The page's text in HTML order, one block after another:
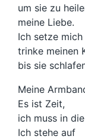
um sie zu
meine Liebe.
Ich setze mich
trinke meinen
bis sie
Meine
Es ist Zeit,
ich muss in
Ich stehe auf